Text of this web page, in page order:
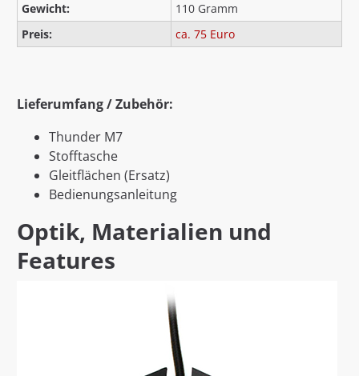
Gewicht:
110 Gramm
Preis:
ca. 75 Euro
Lieferumfang / Zubehör:
Thunder M7
Stofftasche
Gleitflächen (Ersatz)
Bedienungsanleitung
Optik, Materialien und
Features